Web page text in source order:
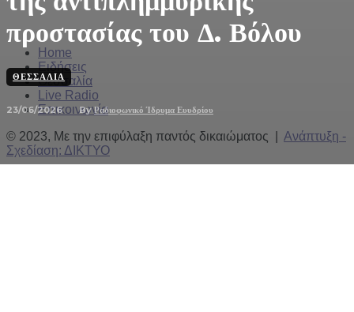
προστασίας του Δ. Βόλου
ΘΕΣΣΑΛΊΑ
23/06/2026 By Ραδιοφωνικό Ίδρυμα Ευυδρίου
Home
Ειδήσεις
Θεσσαλία
Live Radio
Επικοινωνία
© 2023, Με την επιφύλαξη παντός δικαιώματος | Ανάπτυξη -
Σχεδίαση: ΔΙΚΤΥΟ